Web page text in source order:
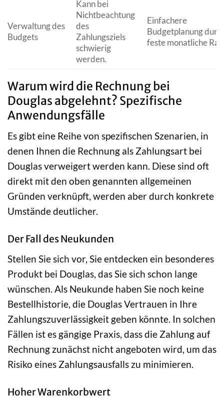
Verwaltung des
Budgets
Kann bei
Nichtbeachtung
des
Zahlungsziels
schwierig
werden.
Einfachere
Budgetplanung
feste monatliche
Warum wird die Rechnung bei
Douglas abgelehnt? Spezifische
Anwendungsfälle
Es gibt eine Reihe von spezifischen Szenarien, in
denen Ihnen die Rechnung als Zahlungsart bei
Douglas verweigert werden kann. Diese sind oft
direkt mit den oben genannten allgemeinen
Gründen verknüpft, werden aber durch konkrete
Umstände deutlicher.
Der Fall des Neukunden
Stellen Sie sich vor, Sie entdecken ein besonderes
Produkt bei Douglas, das Sie sich schon lange
wünschen. Als Neukunde haben Sie noch keine
Bestellhistorie, die Douglas Vertrauen in Ihre
Zahlungszuverlässigkeit geben könnte. In solchen
Fällen ist es gängige Praxis, dass die Zahlung auf
Rechnung zunächst nicht angeboten wird, um das
Risiko eines Zahlungsausfalls zu minimieren.
Hoher Warenkorbwert